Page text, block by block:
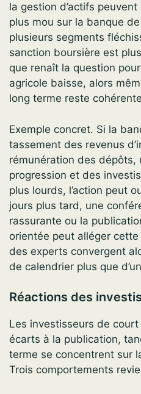
la gestion d’actifs
plus mou sur la banque
plusieurs segments
sanction boursière est
que renaît la question
agricole baisse, alors
long terme reste
Exemple concret. Si la
tassement des revenus
rémunération des dépôts,
progression et des
plus lourds, l’action peut
jours plus tard, une
rassurante ou la
orientée peut alléger
des experts convergent
de calendrier plus que
Réactions des
Les investisseurs de
écarts à la publication,
terme se concentrent sur
Trois comportements